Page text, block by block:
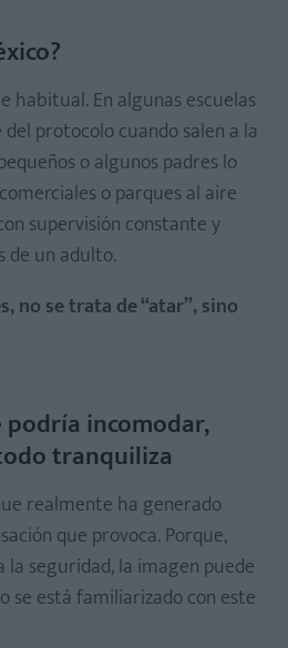
habitual. En algunas escuelas
protocolo cuando salen a la
o algunos padres lo
o parques al aire
supervisión constante y
de un adulto.
no se trata de “atar”, sino
incomodar,
tranquiliza
realmente ha generado
que provoca. Porque,
seguridad, la imagen puede
se está familiarizado con este